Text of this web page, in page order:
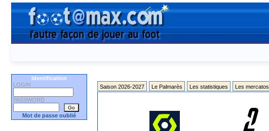
Identification
LOGIN
PASSWORD
Mot de passe oublié
Saison 2026-2027 Le Palmarès Les statistiques Les mercatos